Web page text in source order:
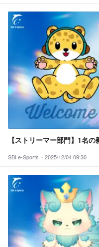
【ストリーマー部門】1名
SBI e-Sports・ 2025/12/04 09:30